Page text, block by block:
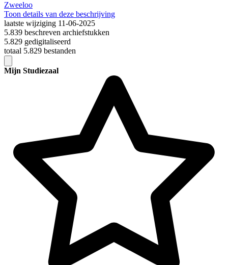
Zweeloo
Toon details van deze beschrijving
laatste wijziging 11-06-2025
5.839 beschreven archiefstukken
5.829 gedigitaliseerd
totaal 5.829 bestanden
Mijn Studiezaal